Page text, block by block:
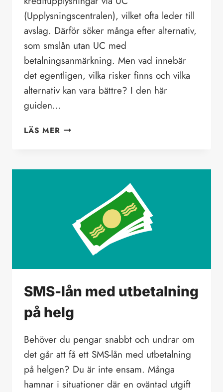
(Upplysningscentralen), vilket ofta leder till
avslag. Därför söker många efter alternativ,
som smslån utan UC med
betalningsanmärkning. Men vad innebär
det egentligen, vilka risker finns och vilka
alternativ kan vara bättre? I den här
guiden…
LÄS MER SMSLÅN
SMS-lån med utbetalning
på helg
Behöver du pengar snabbt och undrar om
det går att få ett SMS-lån med utbetalning
på helgen? Du är inte ensam. Många
hamnar i situationer där en oväntad utgift